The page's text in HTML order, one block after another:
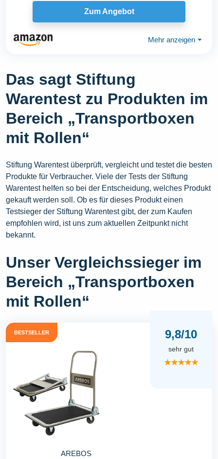
Zum Angebot
Mehr anzeigen ⏷
Das sagt Stiftung
Warentest zu Produkten im
Bereich „Transportboxen
mit Rollen“
Stiftung Warentest überprüft, vergleicht und testet die besten
Produkte für Verbraucher. Viele der Tests der Stiftung
Warentest helfen so bei der Entscheidung, welches Produkt
gekauft werden soll. Ob es für dieses Produkt einen
Testsieger der Stiftung Warentest gibt, der zum Kaufen
empfohlen wird, ist uns zum aktuellen Zeitpunkt nicht
bekannt.
Unser Vergleichssieger im
Bereich „Transportboxen
mit Rollen“
BESTSELLER
AREBOS
9,8/10
sehr gut
★★★★★